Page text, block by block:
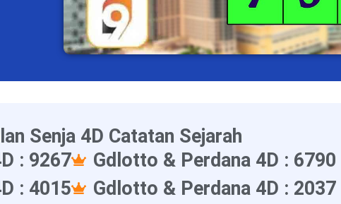
Senja 4D Catatan Sejarah
: 9267
Gdlotto & Perdana 4D : 6790
: 4015
Gdlotto & Perdana 4D : 2037